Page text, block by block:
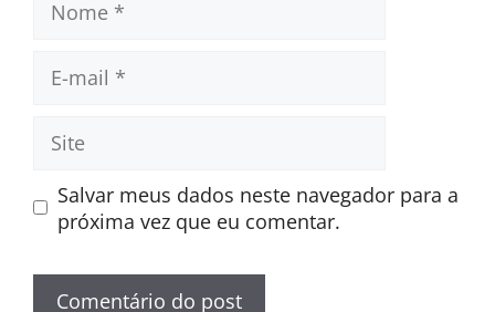
mail
Salvar meus dados neste navegador para a
próxima vez que eu comentar.